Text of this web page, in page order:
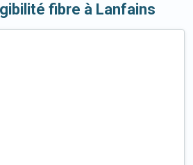
fibre à Lanfains